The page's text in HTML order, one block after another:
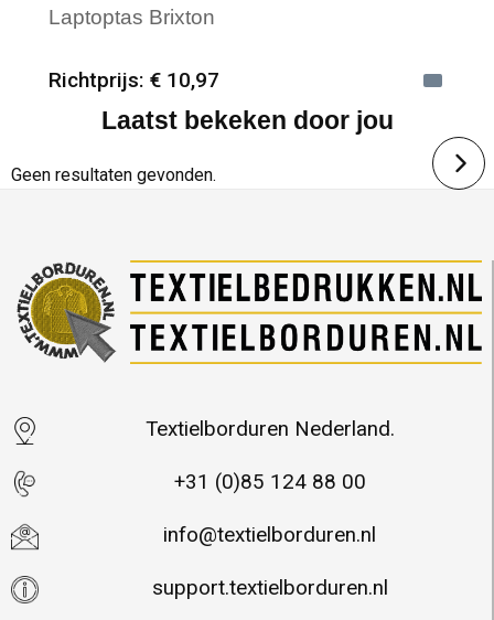
Laptoptas Brixton
Richtprijs: € 10,97
Minimale afname: 12
Laatst bekeken door jou
Geen resultaten gevonden.
Textielborduren Nederland.
+31 (0)85 124 88 00
info@textielborduren.nl
support.textielborduren.nl